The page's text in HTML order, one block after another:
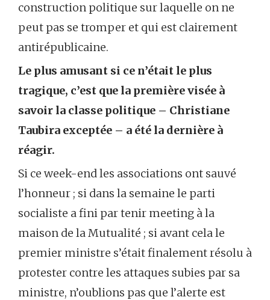
construction politique sur laquelle on ne
peut pas se tromper et qui est clairement
antirépublicaine.
Le plus amusant si ce n’était le plus
tragique, c’est que la première visée à
savoir la classe politique – Christiane
Taubira exceptée – a été la dernière à
réagir.
Si ce week-end les associations ont sauvé
l’honneur ; si dans la semaine le parti
socialiste a fini par tenir meeting à la
maison de la Mutualité ; si avant cela le
premier ministre s’était finalement résolu à
protester contre les attaques subies par sa
ministre, n’oublions pas que l’alerte est